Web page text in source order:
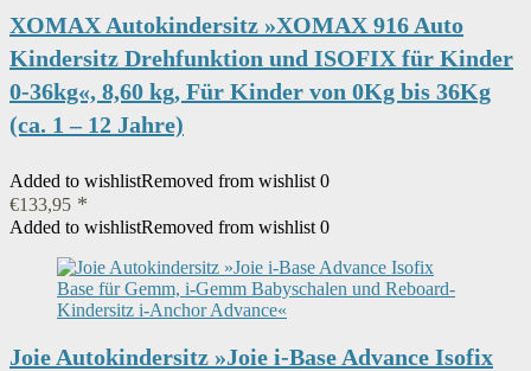
XOMAX Autokindersitz »XOMAX 916 Auto
Kindersitz Drehfunktion und ISOFIX für Kinder
0-36kg«, 8,60 kg, Für Kinder von 0Kg bis 36Kg
(ca. 1 – 12 Jahre)
Added to wishlistRemoved from wishlist 0
€133,95
Added to wishlistRemoved from wishlist 0
Joie Autokindersitz »Joie i-Base Advance Isofix